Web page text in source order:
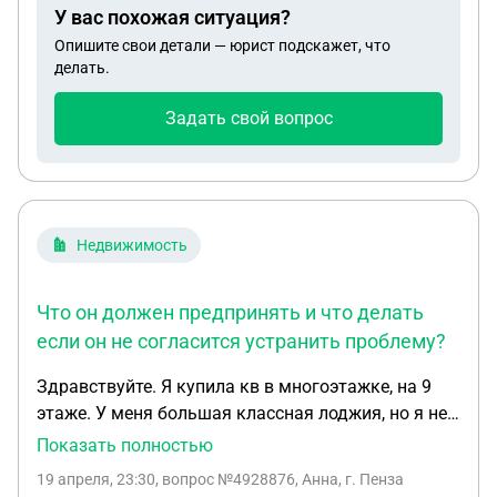
машине он приехал и что а машина погружалась
именно им на эвакуатор
У вас похожая ситуация?
Опишите свои детали — юрист подскажет, что
делать.
Задать свой вопрос
Недвижимость
Что он должен предпринять и что делать
если он не согласится устранить проблему?
Здравствуйте. Я купила кв в многоэтажке, на 9
этаже. У меня большая классная лоджия, но я не
могу ею по человечески воспользоваться, тк если
Показать полностью
19 апреля, 23:30, вопрос №4928876, Анна, г. Пенза